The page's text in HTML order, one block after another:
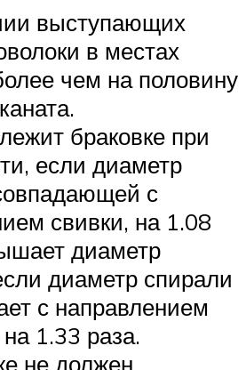
выступающих
в местах
чем на половину
браковке при
если диаметр
с
свивки, на 1.08
диаметр
диаметр спирали
с направлением
1.33 раза.
не должен